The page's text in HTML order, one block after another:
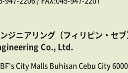
ジニアリング（フィリピン・セブ
Co., Ltd.
City Malls Buhisan Cebu City 6000